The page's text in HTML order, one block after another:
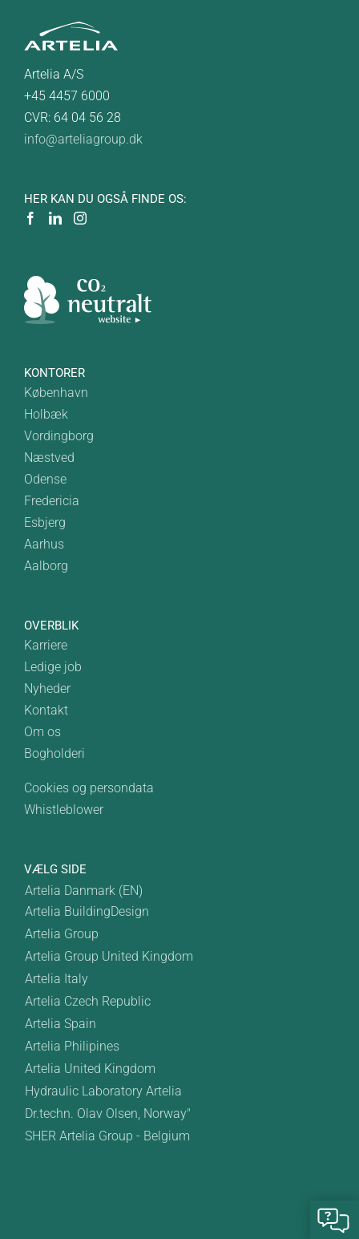
Artelia A/S
+45 4457 6000
CVR: 64 04 56 28
info@arteliagroup.dk
HER KAN DU OGSÅ FINDE OS:
KONTORER
København
Holbæk
Vordingborg
Næstved
Odense
Fredericia
Esbjerg
Aarhus
Aalborg
OVERBLIK
Karriere
Ledige job
Nyheder
Kontakt
Om os
Bogholderi
Cookies og persondata
Whistleblower
VÆLG SIDE
Artelia Danmark (EN)
Artelia BuildingDesign
Artelia Group
Artelia Group United Kingdom
Artelia Italy
Artelia Czech Republic
Artelia Spain
Artelia Philipines
Artelia United Kingdom
Hydraulic Laboratory Artelia
Dr.techn. Olav Olsen, Norway"
SHER Artelia Group - Belgium